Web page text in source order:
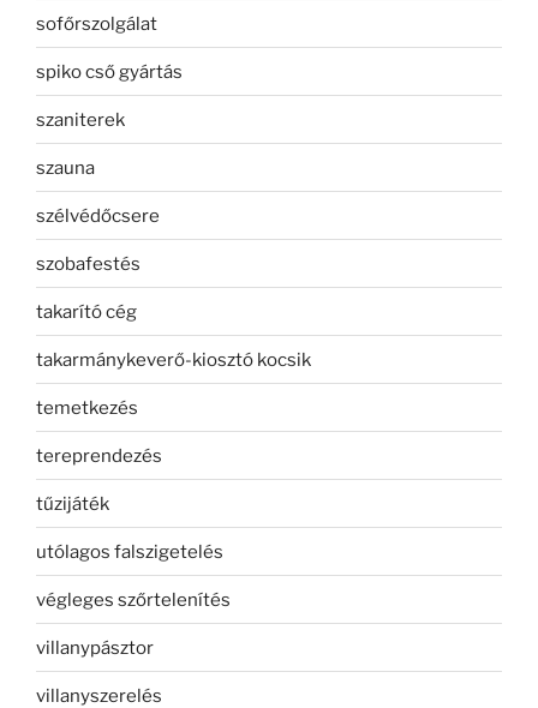
sofőrszolgálat
spiko cső gyártás
szaniterek
szauna
szélvédőcsere
szobafestés
takarító cég
takarmánykeverő-kiosztó kocsik
temetkezés
tereprendezés
tűzijáték
utólagos falszigetelés
végleges szőrtelenítés
villanypásztor
villanyszerelés